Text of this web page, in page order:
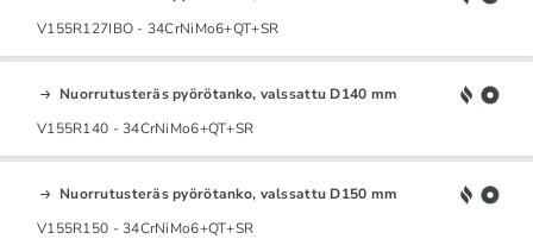
V155R127IBO - 34CrNiMo6+QT+SR
Nuorrutusteräs pyörötanko, valssattu D140 mm
V155R140 - 34CrNiMo6+QT+SR
Nuorrutusteräs pyörötanko, valssattu D150 mm
V155R150 - 34CrNiMo6+QT+SR